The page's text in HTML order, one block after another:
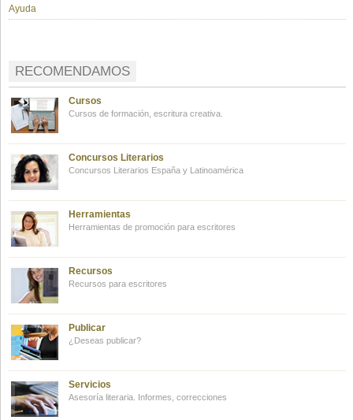
Ayuda
RECOMENDAMOS
Cursos
Cursos de formación, escritura creativa.
Concursos Literarios
Concursos Literarios España y Latinoamérica
Herramientas
Herramientas de promoción para escritores
Recursos
Recursos para escritores
Publicar
¿Deseas publicar?
Servicios
Asesoría literaria. Informes, correcciones